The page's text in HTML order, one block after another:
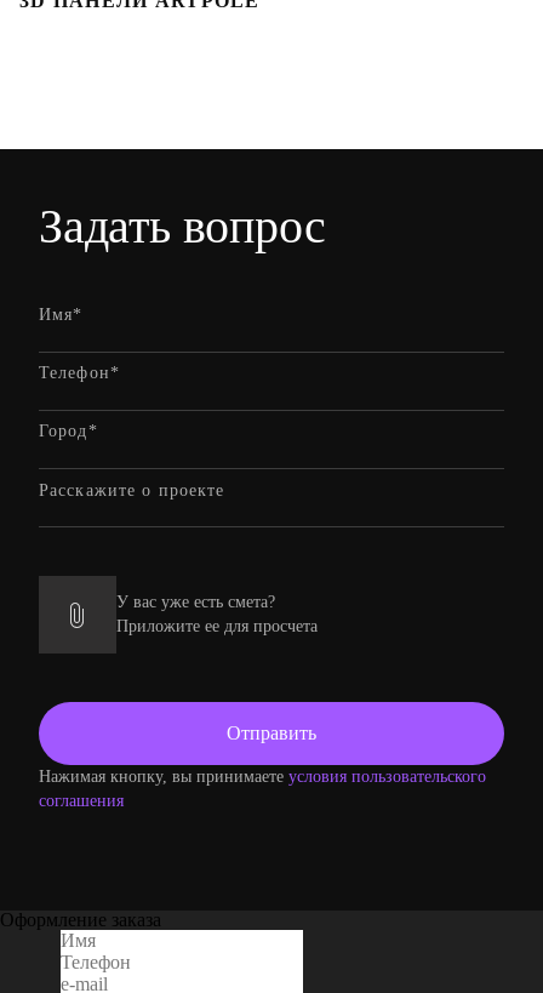
Задать вопрос
У вас уже есть смета?
Приложите ее для просчета
Нажимая кнопку, вы принимаете условия пользовательского
соглашения
Оформление заказа